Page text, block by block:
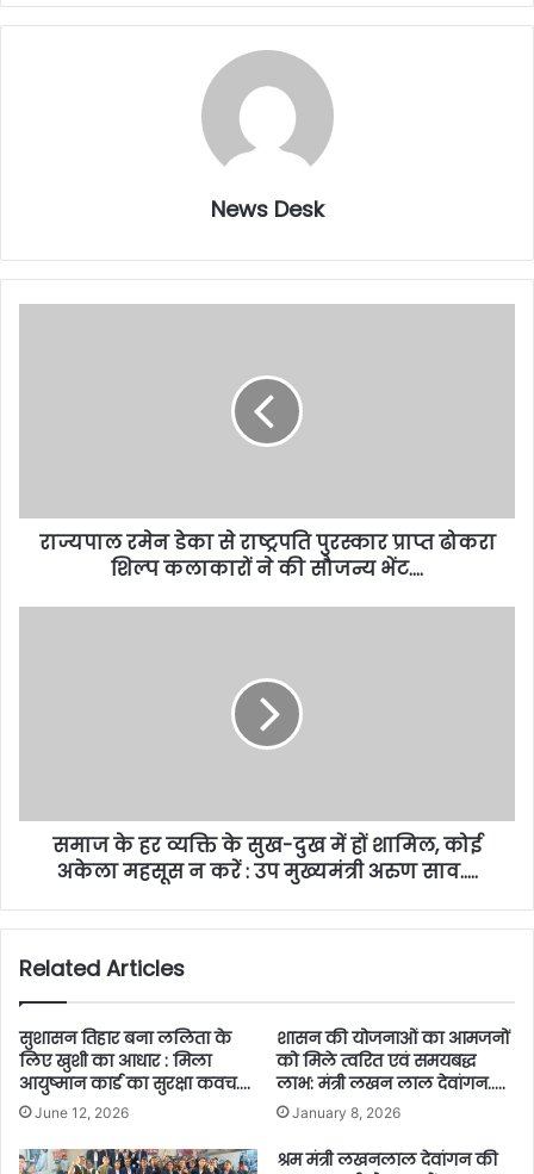
News Desk
राज्यपाल रमेन डेका से राष्ट्रपति पुरस्कार प्राप्त ढोकरा
शिल्प कलाकारों ने की सौजन्य भेंट….
समाज के हर व्यक्ति के सुख-दुख में हों शामिल, कोई
अकेला महसूस न करें : उप मुख्यमंत्री अरुण साव…..
Related Articles
सुशासन तिहार बना ललिता के
लिए खुशी का आधार : मिला
आयुष्मान कार्ड का सुरक्षा कवच….
June 12, 2026
शासन की योजनाओं का आमजनों
को मिले त्वरित एवं समयबद्ध
लाभ: मंत्री लखन लाल देवांगन…..
January 8, 2026
श्रम मंत्री लखनलाल देवांगन की